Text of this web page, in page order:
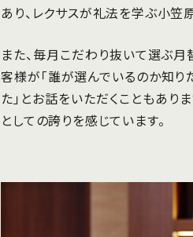
あり、レクサスが礼法を学ぶ小笠
また、毎月こだわり抜いて選ぶ
客様が「誰が選んでいるのか知り
た」とお話をいただくこともあり
としての誇りを感じています。